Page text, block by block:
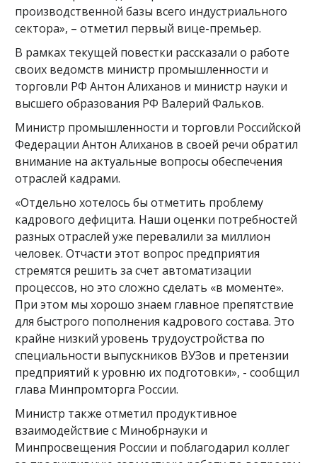
производственной базы всего индустриального
сектора», – отметил первый вице-премьер.
В рамках текущей повестки рассказали о работе
своих ведомств министр промышленности и
торговли РФ Антон Алиханов и министр науки и
высшего образования РФ Валерий Фальков.
Министр промышленности и торговли Российской
Федерации Антон Алиханов в своей речи обратил
внимание на актуальные вопросы обеспечения
отраслей кадрами.
«Отдельно хотелось бы отметить проблему
кадрового дефицита. Наши оценки потребностей
разных отраслей уже перевалили за миллион
человек. Отчасти этот вопрос предприятия
стремятся решить за счет автоматизации
процессов, но это сложно сделать «в моменте».
При этом мы хорошо знаем главное препятствие
для быстрого пополнения кадрового состава. Это
крайне низкий уровень трудоустройства по
специальности выпускников ВУЗов и претензии
предприятий к уровню их подготовки», - сообщил
глава Минпромторга России.
Министр также отметил продуктивное
взаимодействие с Минобрнауки и
Минпросвещения России и поблагодарил коллег